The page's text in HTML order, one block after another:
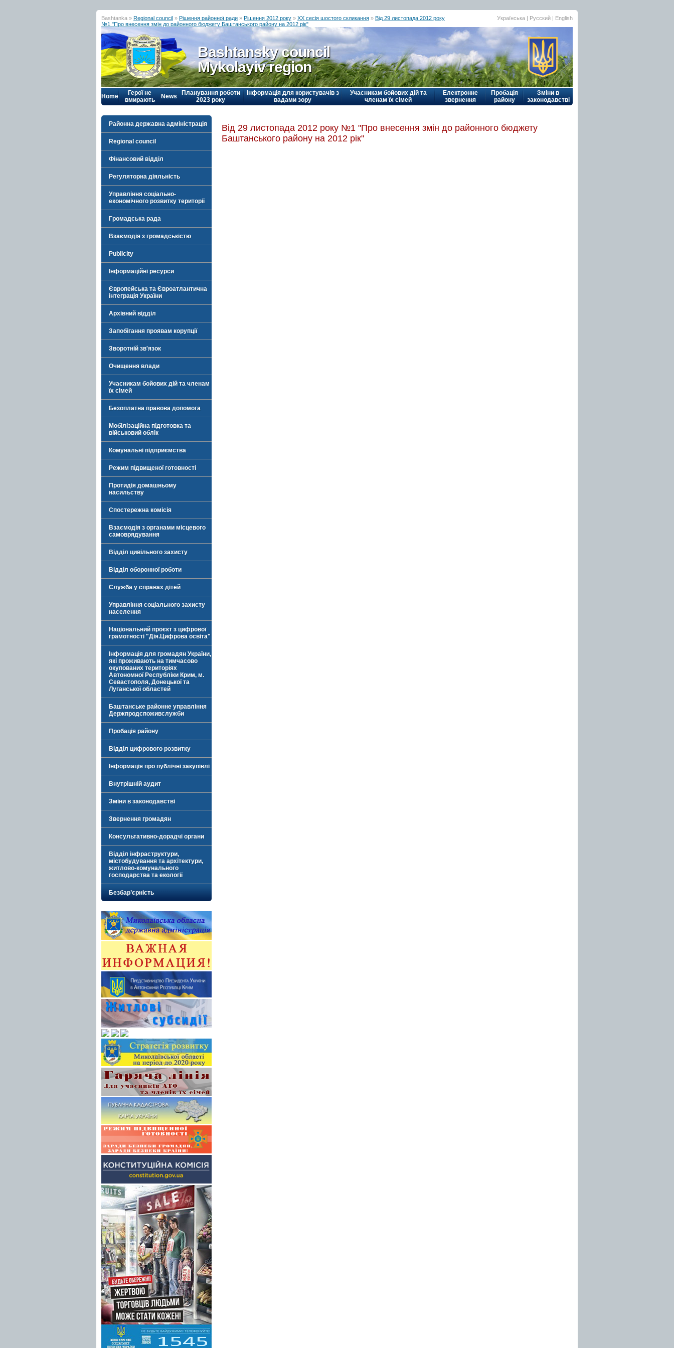
Bashtanka » Regional council » Рішення районної ради » Рішення 2012 року » ХХ сесія шостого скликання » Від 29 листопада 2012 року
№1 "Про внесення змін до районного бюджету Баштанського району на 2012 рік"
Українська | Русский | English
Bashtansky council
Mykolayiv region
Home
Герої не
вмирають
News
Планування роботи
2023 року
Інформація для користувачів з
вадами зору
Учасникам бойових дій та
членам їх сімей
Електронне
звернення
Пробація
району
Зміни в
законодавстві
Районна державна адміністрація
Regional council
Фінансовий відділ
Регуляторна діяльність
Управління соціально-
економічного розвитку території
Громадська рада
Взаємодія з громадськістю
Publicity
Інформаційні ресурси
Європейська та Євроатлантична
інтеграція України
Архівний відділ
Запобігання проявам корупції
Зворотній зв'язок
Очищення влади
Учасникам бойових дій та членам
їх сімей
Безоплатна правова допомога
Мобілізаційна підготовка та
військовий облік
Комунальні підприємства
Режим підвищеної готовності
Протидія домашньому
насильству
Спостережна комісія
Взаємодія з органами місцевого
самоврядування
Відділ цивільного захисту
Відділ оборонної роботи
Служба у справах дітей
Управління соціального захисту
населення
Національний проєкт з цифрової
грамотності "Дія.Цифрова освіта"
Інформація для громадян України,
які проживають на тимчасово
окупованих територіях
Автономної Республіки Крим, м.
Севастополя, Донецької та
Луганської областей
Баштанське районне управління
Держпродспоживслужби
Пробація району
Відділ цифрового розвитку
Інформація про публічні закупівлі
Внутрішній аудит
Зміни в законодавстві
Звернення громадян
Консультативно-дорадчі органи
Відділ інфраструктури,
містобудування та архітектури,
житлово-комунального
господарства та екології
Безбар’єрність
Від 29 листопада 2012 року №1 "Про внесення змін до районного бюджету
Баштанського району на 2012 рік"